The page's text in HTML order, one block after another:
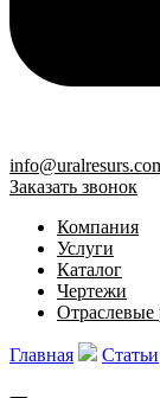
Заказать звонок
Компания
Услуги
Каталог
Чертежи
Отраслевые
Главная Статьи